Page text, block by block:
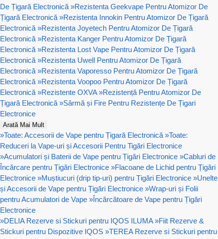
De Țigară Electronică »Rezistenta Geekvape Pentru Atomizor De
Țigară Electronică »Rezistenta Innokin Pentru Atomizor De Țigară
Electronică »Rezistenta Joyetech Pentru Atomizor De Țigară
Electronică »Rezistenta Kanger Pentru Atomizor De Țigară
Electronică »Rezistenta Lost Vape Pentru Atomizor De Țigară
Electronică »Rezistenta Uwell Pentru Atomizor De Țigară
Electronică »Rezistenta Vaporesso Pentru Atomizor De Țigară
Electronică »Rezistenta Voopoo Pentru Atomizor De Țigară
Electronică »Rezistente OXVA »Rezistență Pentru Atomizor De
Țigară Electronică »Sârmă și Fire Pentru Rezistențe De Țigari
Electronice
Arată Mai Mult
»Toate: Accesorii de Vape pentru Țigară Electronică »Toate:
Reduceri la Vape-uri și Accesorii Pentru Tigări Electronice
»Acumulatori și Baterii de Vape pentru Țigări Electronice »Cabluri de
Încărcare pentru Țigări Electronice »Flacoane de Lichid pentru Țigări
Electronice »Muștiucuri (drip tip-uri) pentru Țigări Electronice »Unelte
și Accesorii de Vape pentru Țigări Electronice »Wrap-uri și Folii
pentru Acumulatori de Vape »Încărcătoare de Vape pentru Țigări
Electronice
»DELIA Rezerve si Stickuri pentru IQOS ILUMA »Fiit Rezerve &
Stickuri pentru Dispozitive IQOS »TEREA Rezerve si Stickuri pentru